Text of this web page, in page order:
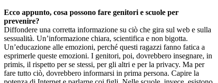
Ecco appunto, cosa possono fare genitori e scuole per
prevenire?
Diffondere una corretta informazione su ciò che gira sul web e sulla
sessualità. Un’informazione chiara, scientifica e non bigotta.
Un’educazione alle emozioni, perché questi ragazzi fanno fatica a
esprimerle queste emozioni. I genitori, poi, dovrebbero insegnare, in
primis, il rispetto per se stessi, per gli altri e per la privacy. Ma per
fare tutto ciò, dovrebbero informarsi in prima persona. Capire la